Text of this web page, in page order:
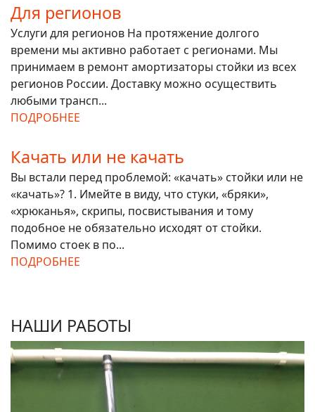
Для регионов
Услуги для регионов На протяжение долгого
времени мы активно работает с регионами. Мы
принимаем в ремонт амортизаторы стойки из всех
регионов России. Доставку можно осуществить
любыми трансп...
ПОДРОБНЕЕ
Качать или не качать
Вы встали перед проблемой: «качать» стойки или не
«качать»? 1. Имейте в виду, что стуки, «бряки»,
«хрюканья», скрипы, посвистывания и тому
подобное не обязательно исходят от стойки.
Помимо стоек в по...
ПОДРОБНЕЕ
НАШИ РАБОТЫ